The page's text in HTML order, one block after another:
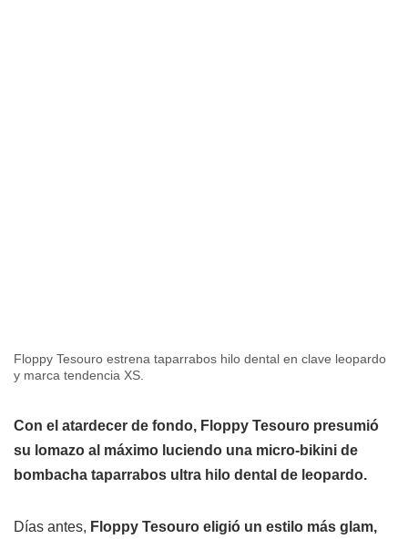
Floppy Tesouro estrena taparrabos hilo dental en clave leopardo
y marca tendencia XS.
Con el atardecer de fondo, Floppy Tesouro presumió
su lomazo al máximo luciendo una micro-bikini de
bombacha taparrabos ultra hilo dental de leopardo.
Días antes, Floppy Tesouro eligió un estilo más glam,